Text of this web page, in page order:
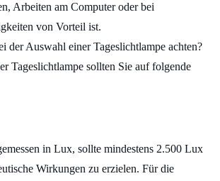
Arbeiten am Computer oder bei
von Vorteil ist.
der Auswahl einer Tageslichtlampe achten?
Tageslichtlampe sollten Sie auf folgende
in Lux, sollte mindestens 2.500 Lux
Wirkungen zu erzielen. Für die